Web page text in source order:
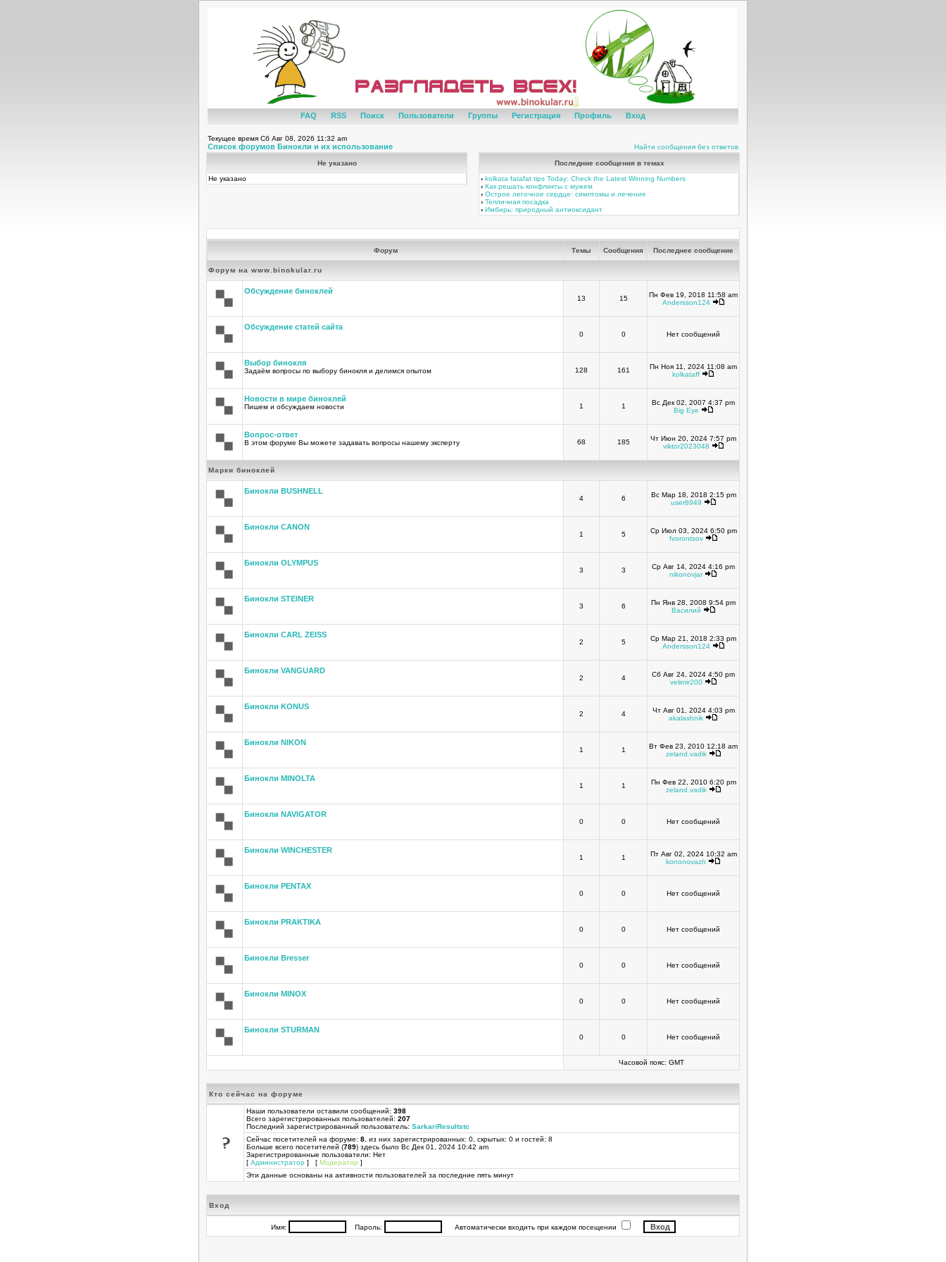
FAQ RSS Поиск Пользователи Группы Регистрация Профиль Вход
Текущее время Сб Авг 08, 2026 11:32 am
Список форумов Бинокли и их использование Найти сообщения без ответов
Не указано
Не указано
Последние сообщения в темах
› kolkata fatafat tips Today: Check the Latest Winning Numbers
› Как решать конфликты с мужем
› Острое легочное сердце: симптомы и лечение
› Тепличная посадка
› Имбирь: природный антиоксидант
Форум Темы Сообщения Последнее сообщение
Форум на www.binokular.ru
Обсуждение биноклей
13 15
Пн Фев 19, 2018 11:58 am
Andersson124
Обсуждение статей сайта
0 0 Нет сообщений
Выбор бинокля
Задаём вопросы по выбору бинокля и делимся опытом 128 161
Пн Ноя 11, 2024 11:08 am
kolkataff
Новости в мире биноклей
Пишем и обсуждаем новости 1 1
Вс Дек 02, 2007 4:37 pm
Big Eye
Вопрос-ответ
В этом форуме Вы можете задавать вопросы нашему эксперту 68 185
Чт Июн 20, 2024 7:57 pm
viktor2023048
Марки биноклей
Бинокли BUSHNELL
4 6
Вс Мар 18, 2018 2:15 pm
user8949
Бинокли CANON
1 5
Ср Июл 03, 2024 6:50 pm
fvorontsov
Бинокли OLYMPUS
3 3
Ср Авг 14, 2024 4:16 pm
nikonovjar
Бинокли STEINER
3 6
Пн Янв 28, 2008 9:54 pm
Василий
Бинокли CARL ZEISS
2 5
Ср Мар 21, 2018 2:33 pm
Andersson124
Бинокли VANGUARD
2 4
Сб Авг 24, 2024 4:50 pm
velimir200
Бинокли KONUS
2 4
Чт Авг 01, 2024 4:03 pm
akalashnik
Бинокли NIKON
1 1
Вт Фев 23, 2010 12:18 am
zeland.vadik
Бинокли MINOLTA
1 1
Пн Фев 22, 2010 6:20 pm
zeland.vadik
Бинокли NAVIGATOR
0 0 Нет сообщений
Бинокли WINCHESTER
1 1
Пт Авг 02, 2024 10:32 am
kononovazh
Бинокли PENTAX
0 0 Нет сообщений
Бинокли PRAKTIKA
0 0 Нет сообщений
Бинокли Bresser
0 0 Нет сообщений
Бинокли MINOX
0 0 Нет сообщений
Бинокли STURMAN
0 0 Нет сообщений
Часовой пояс: GMT
Кто сейчас на форуме
Наши пользователи оставили сообщений: 398
Всего зарегистрированных пользователей: 207
Последний зарегистрированный пользователь: SarkariResultstc
Сейчас посетителей на форуме: 8 , из них зарегистрированных: 0, скрытых: 0 и гостей: 8
Больше всего посетителей (789) здесь было Вс Дек 01, 2024 10:42 am
Зарегистрированные пользователи: Нет
[ Администратор ] [ Модератор ]
Эти данные основаны на активности пользователей за последние пять минут
Вход
Имя: Пароль: Автоматически входить при каждом посещении